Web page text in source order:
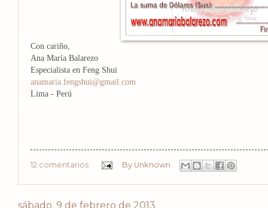
Con cariño,
Ana María Balarezo
Especialista en Feng Shui
anamaria.fengshui@gmail.com
Lima - Perú
12 comentarios By Unknown
sábado, 9 de febrero de 2013